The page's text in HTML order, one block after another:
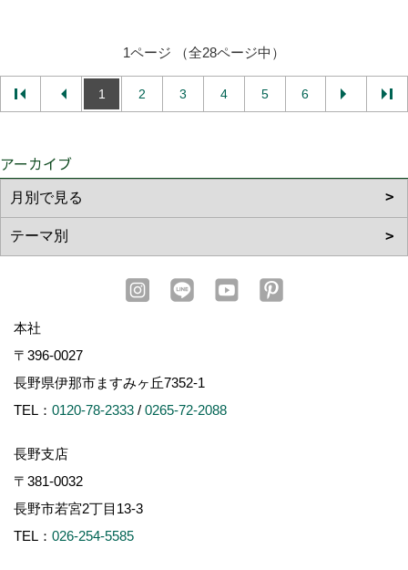
1ページ （全28ページ中）
1 2 3 4 5 6
アーカイブ
本社
〒396-0027
長野県伊那市ますみヶ丘7352-1
TEL： 0120-78-2333 / 0265-72-2088
長野支店
〒381-0032
長野市若宮2丁目13-3
TEL： 026-254-5585